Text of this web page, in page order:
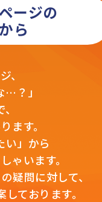
ージの
ら
、
…？」
ます。
い」から
ゃいます。
疑問に対して、
ております。